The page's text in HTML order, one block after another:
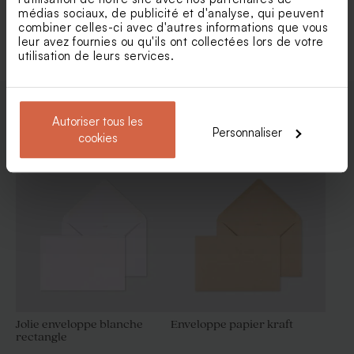
médias sociaux, de publicité et d'analyse, qui peuvent
combiner celles-ci avec d'autres informations que vous
leur avez fournies ou qu'ils ont collectées lors de votre
utilisation de leurs services.
Autoriser tous les
cookies
Personnaliser
Etiquette 3 x 5 cm 100%
personnalisable
Etiquette contenant dragées
ronde vierge 100%
Voir +
Enveloppes
Jolie enveloppe blanche
rectangle
Enveloppe papier kraft